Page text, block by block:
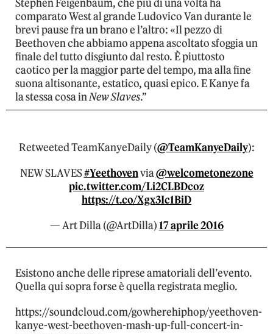
Stephen Feigenbaum, che più di una volta ha
comparato West al grande Ludovico Van durante le
brevi pause fra un brano e l’altro: «Il pezzo di
Beethoven che abbiamo appena ascoltato sfoggia un
finale del tutto disgiunto dal resto. È piuttosto
caotico per la maggior parte del tempo, ma alla fine
suona altisonante, estatico, quasi epico. E Kanye fa
la stessa cosa inNew Slaves.”
Retweeted TeamKanyeDaily (@TeamKanyeDaily):
NEW SLAVES#Yeethovenvia@welcometonezone
pic.twitter.com/Li2CLBDcoz
https://t.co/Xgx3Ic1BiD
— Art Dilla (@ArtDilla)17 aprile 2016
Esistono anche delle riprese amatoriali dell’evento.
Quella qui sopra forse è quella registrata meglio.
https://soundcloud.com/gowherehiphop/yeethoven-
kanye-west-beethoven-mash-up-full-concert-in-